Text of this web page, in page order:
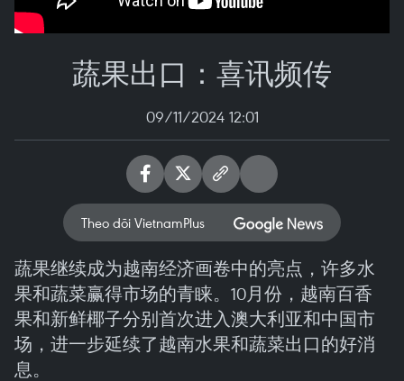
蔬果出口：喜讯频传
09/11/2024 12:01
Theo dõi VietnamPlus
蔬果继续成为越南经济画卷中的亮点，许多水
果和蔬菜赢得市场的青睐。10月份，越南百香
果和新鲜椰子分别首次进入澳大利亚和中国市
场，进一步延续了越南水果和蔬菜出口的好消
息。